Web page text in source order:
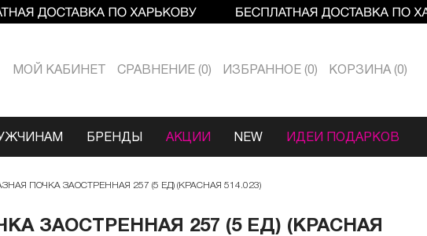
МОЙ КАБИНЕТ СРАВНЕНИЕ 0 ИЗБРАННОЕ 0 КОРЗИНА 0
БРЕНДЫ АКЦИИ NEW ИДЕИ ПОДАРКОВ
ПОЧКА ЗАОСТРЕННАЯ 257 (5 ЕД) (КРАСНАЯ 514.023)
ЗАОСТРЕННАЯ 257 (5 ЕД) (КРАСНАЯ